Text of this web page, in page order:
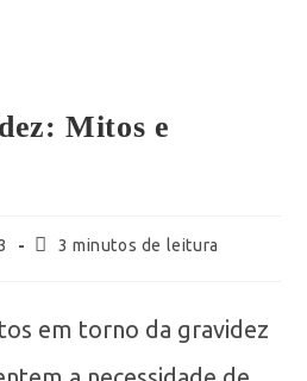
Mitos e
3 minutos de leitura
em torno da gravidez